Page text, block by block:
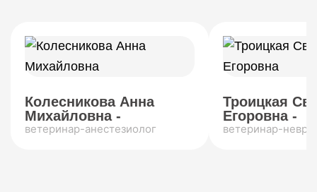
Колесникова Анна
Михайловна -
ветеринар-анестезиолог
Троицкая
Егоровна -
ветеринар-